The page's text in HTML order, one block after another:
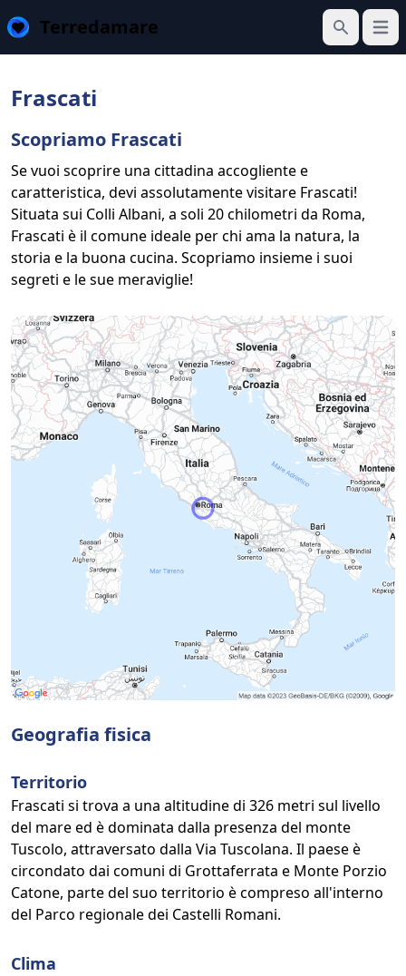
Terredamare
Cerca
Apri
Frascati
Scopriamo Frascati
Se vuoi scoprire una cittadina accogliente e
caratteristica, devi assolutamente visitare Frascati!
Situata sui Colli Albani, a soli 20 chilometri da Roma,
Frascati è il comune ideale per chi ama la natura, la
storia e la buona cucina. Scopriamo insieme i suoi
segreti e le sue meraviglie!
Geografia fisica
Territorio
Frascati si trova a una altitudine di 326 metri sul livello
del mare ed è dominata dalla presenza del monte
Tuscolo, attraversato dalla Via Tuscolana. Il paese è
circondato dai comuni di Grottaferrata e Monte Porzio
Catone, parte del suo territorio è compreso all'interno
del Parco regionale dei Castelli Romani.
Clima